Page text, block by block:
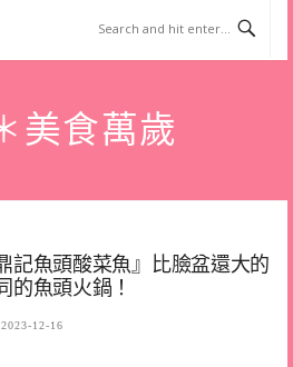
美食萬歲
記魚頭酸菜魚』比臉盆還大的
的魚頭火鍋！
2023-12-16